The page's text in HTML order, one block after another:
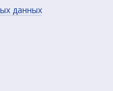
данных